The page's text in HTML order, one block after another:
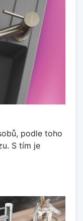
podle toho
S tím je